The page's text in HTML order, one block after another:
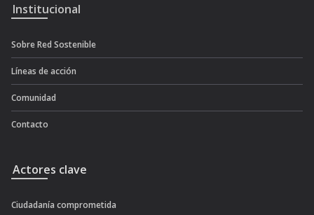
Institucional
Sobre Red Sostenible
Líneas de acción
Comunidad
Contacto
Actores clave
Ciudadanía comprometida